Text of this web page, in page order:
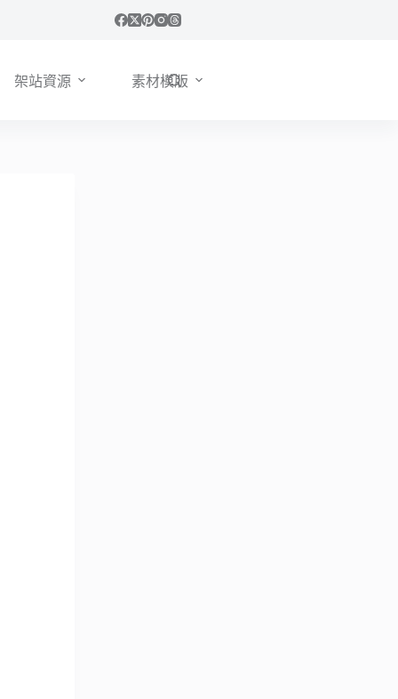
架站資源 素材模版